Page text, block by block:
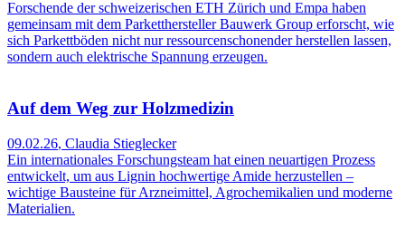
Forschende der schweizerischen ETH Zürich und Empa haben
gemeinsam mit dem Parketthersteller Bauwerk Group erforscht, wie
sich Parkettböden nicht nur ressourcenschonender herstellen lassen,
sondern auch elektrische Spannung erzeugen.
Auf dem Weg zur Holzmedizin
09.02.26, Claudia Stieglecker
Ein internationales Forschungsteam hat einen neuartigen Prozess
entwickelt, um aus Lignin hochwertige Amide herzustellen –
wichtige Bausteine für Arzneimittel, Agrochemikalien und moderne
Materialien.